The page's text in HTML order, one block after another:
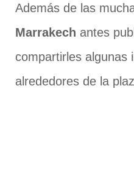
Además de las
Marrakech antes
compartirles algunas
alrededores de la